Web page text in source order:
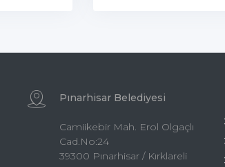
Pınarhisar Belediyesi
Camiikebir Mah. Erol Olgaçlı
Cad.No:24
39300 Pınarhisar / Kırklareli